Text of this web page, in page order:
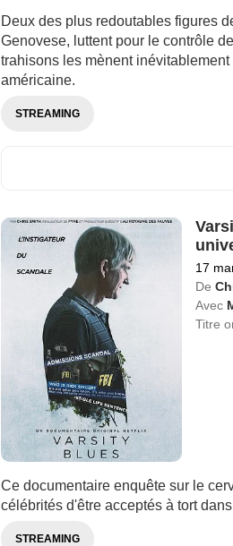
Deux des plus redoutables figures
Genovese, luttent pour le contrôle
trahisons les mènent
américaine.
STREAMING
17
De
Avec
Titre
Ce documentaire enquête sur le
célébrités d'être acceptés à tort
STREAMING